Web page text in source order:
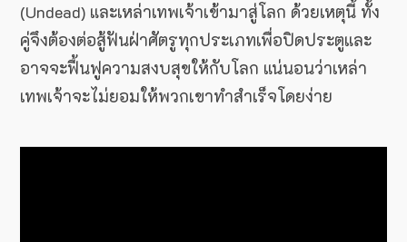
(Undead) และเหล่าเทพเจ้าเข้ามาสู่โลก ด้วยเหตุนี้ ทั้ง
คู่จึงต้องต่อสู้ฟันฝ่าศัตรูทุกประเภทเพื่อปิดประตูและ
อาจจะฟื้นฟูความสงบสุขให้กับโลก แน่นอนว่าเหล่า
เทพเจ้าจะไม่ยอมให้พวกเขาทำสำเร็จโดยง่าย